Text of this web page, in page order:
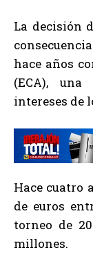
La decisión
hace años
(ECA),
intereses de
Hace cuatro
de euros
torneo de
millones.